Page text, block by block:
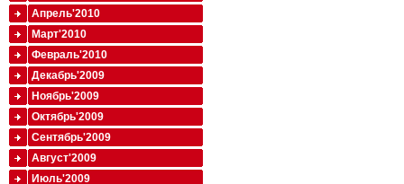
Апрель'2010
Март'2010
Февраль'2010
Декабрь'2009
Ноябрь'2009
Октябрь'2009
Сентябрь'2009
Август'2009
Июль'2009